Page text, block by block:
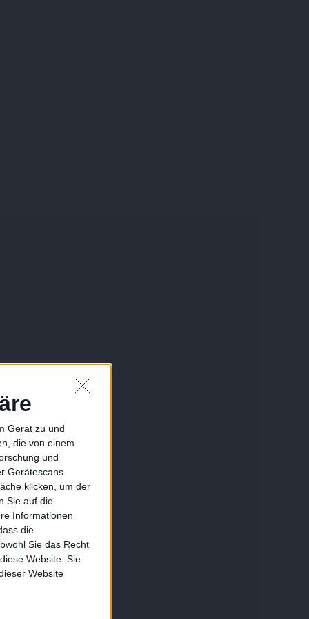
Gerät zu und
die von einem
und
Gerätescans
klicken, um der
Sie auf die
Informationen
die
Sie das Recht
Website. Sie
Website